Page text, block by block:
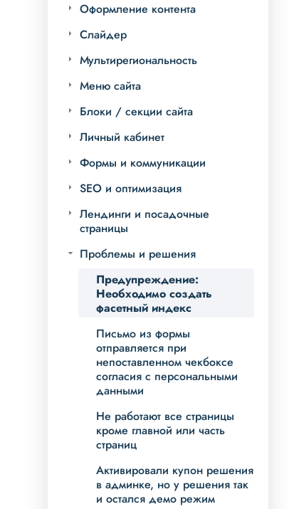
Оформление контента
Слайдер
Мультирегиональность
Меню сайта
Блоки / секции сайта
Личный кабинет
Формы и коммуникации
SEO и оптимизация
Лендинги и посадочные
страницы
Проблемы и решения
Предупреждение:
Необходимо создать
фасетный индекс
Письмо из формы
отправляется при
непоставленном чекбоксе
согласия с персональными
данными
Не работают все страницы
кроме главной или часть
страниц
Активировали купон решения
в админке, но у решения так
и остался демо режим